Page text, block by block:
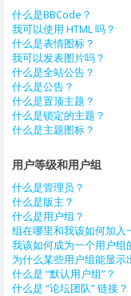
什么是BBCode？
我可以使用 HTML 吗？
什么是表情图标？
我可以发表图片吗？
什么是全站公告？
什么是公告？
什么是置顶主题？
什么是锁定的主题？
什么是主题图标？
用户等级和用户组
什么是管理员？
什么是版主？
什么是用户组？
组在哪里和我该如何加入
我该如何成为一个用户组
为什么某些用户组能显示
什么是 “默认用户组”？
什么是 “论坛团队” 链接？